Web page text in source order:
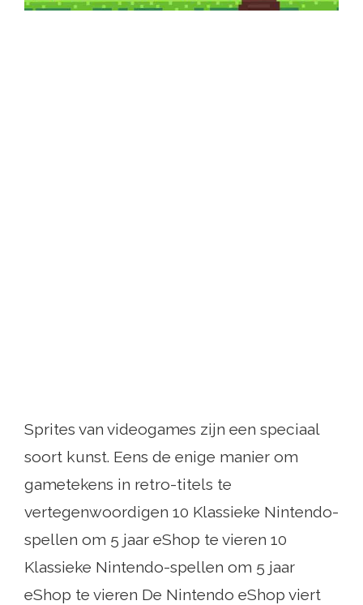
Sprites van videogames zijn een speciaal
soort kunst. Eens de enige manier om
gametekens in retro-titels te
vertegenwoordigen 10 Klassieke Nintendo-
spellen om 5 jaar eShop te vieren 10
Klassieke Nintendo-spellen om 5 jaar
eShop te vieren De Nintendo eShop viert